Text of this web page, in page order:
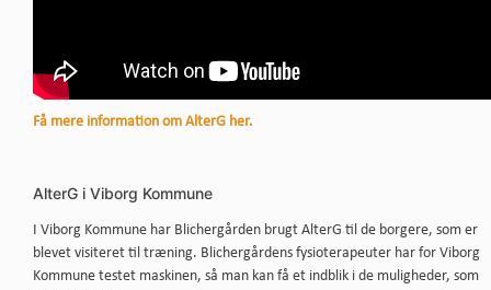
Få mere information om AlterG her.
AlterG i Viborg Kommune
I Viborg Kommune har Blichergården brugt AlterG til de borgere, som er
blevet visiteret til træning. Blichergårdens fysioterapeuter har for Viborg
Kommune testet maskinen, så man kan få et indblik i de muligheder, som